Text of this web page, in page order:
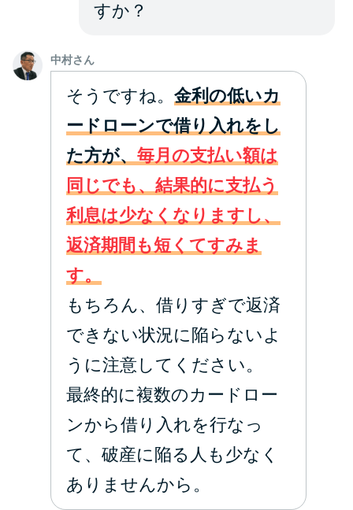
すか？
中村さん
そうですね。 金利の低いカ
ードローンで借り入れをし
た方が、 毎月の支払い額は
同じでも、結果的に支払う
利息は少なくなりますし、
返済期間も短くてすみま
す。
もちろん、借りすぎで返済
できない状況に陥らないよ
うに注意してください。
最終的に複数のカードロー
ンから借り入れを行なっ
て、破産に陥る人も少なく
ありませんから。